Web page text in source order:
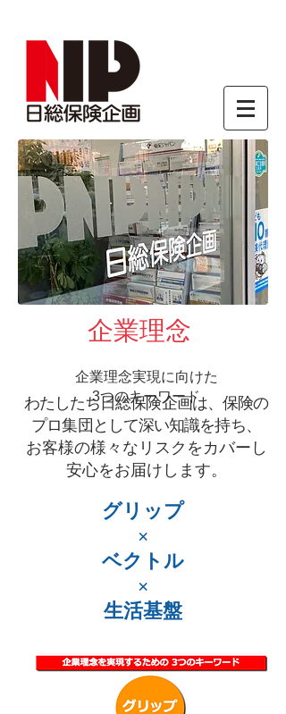
企業理念
わたしたち日総保険企画は、保険の
プロ集団として深い知識を持ち、
お客様の様々なリスクをカバーし
安心をお届けします。
グリップ
×
ベクトル
×
​生活基盤
企業理念実現に向けた
3つのキーワード